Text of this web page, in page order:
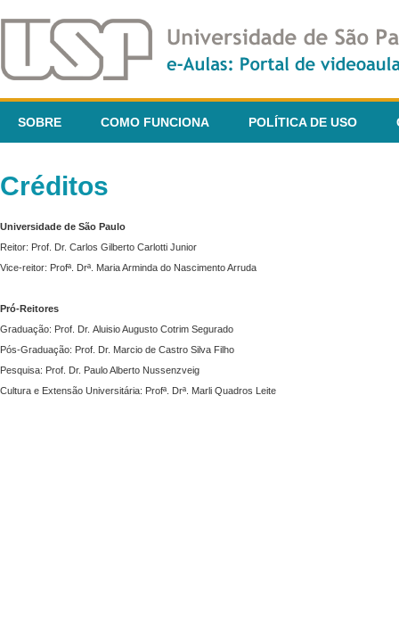
SOBRE COMO FUNCIONA POLÍTICA DE USO
Créditos
Universidade de São Paulo
Reitor: Prof. Dr. Carlos Gilberto Carlotti Junior
Vice-reitor: Profª. Drª. Maria Arminda do Nascimento Arruda
Pró-Reitores
Graduação: Prof. Dr. Aluisio Augusto Cotrim Segurado
Pós-Graduação: Prof. Dr. Marcio de Castro Silva Filho
Pesquisa: Prof. Dr. Paulo Alberto Nussenzveig
Cultura e Extensão Universitária: Profª. Drª. Marli Quadros Leite